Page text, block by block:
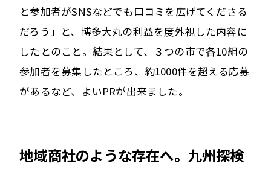
と参加者がSNSなどでも口コミを広げてくださる
だろう」と、博多大丸の利益を度外視した内容に
したとのこと。結果として、３つの市で各10組の
参加者を募集したところ、約1000件を超える応募
があるなど、よいPRが出来ました。
地域商社のような存在へ。九州探検